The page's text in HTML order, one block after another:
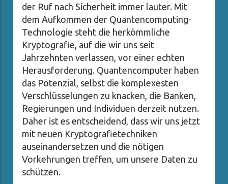
der Ruf nach Sicherheit immer lauter. Mit
dem Aufkommen der Quantencomputing-
Technologie steht die herkömmliche
Kryptografie, auf die wir uns seit
Jahrzehnten verlassen, vor einer echten
Herausforderung. Quantencomputer haben
das Potenzial, selbst die komplexesten
Verschlüsselungen zu knacken, die Banken,
Regierungen und Individuen derzeit nutzen.
Daher ist es entscheidend, dass wir uns jetzt
mit neuen Kryptografietechniken
auseinandersetzen und die nötigen
Vorkehrungen treffen, um unsere Daten zu
schützen.